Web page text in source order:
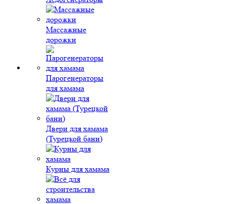
Массажные
дорожки
Парогенераторы
для хамама
Двери для хамама
(Турецкой бани)
Курны для хамама